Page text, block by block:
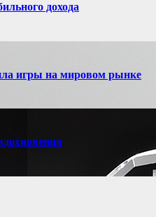
дохода
игры на мировом рынке